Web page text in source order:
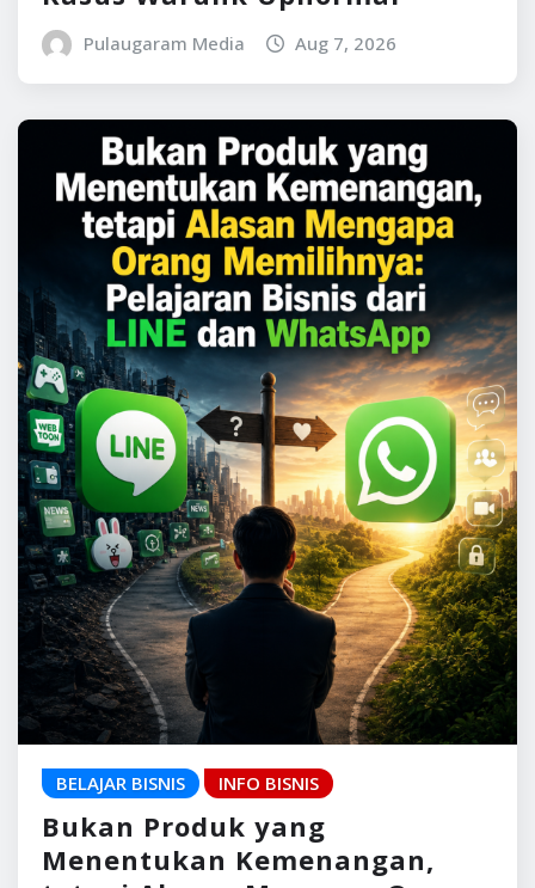
Pulaugaram Media Aug 7, 2026
BELAJAR BISNIS INFO BISNIS
Bukan Produk yang
Menentukan Kemenangan,